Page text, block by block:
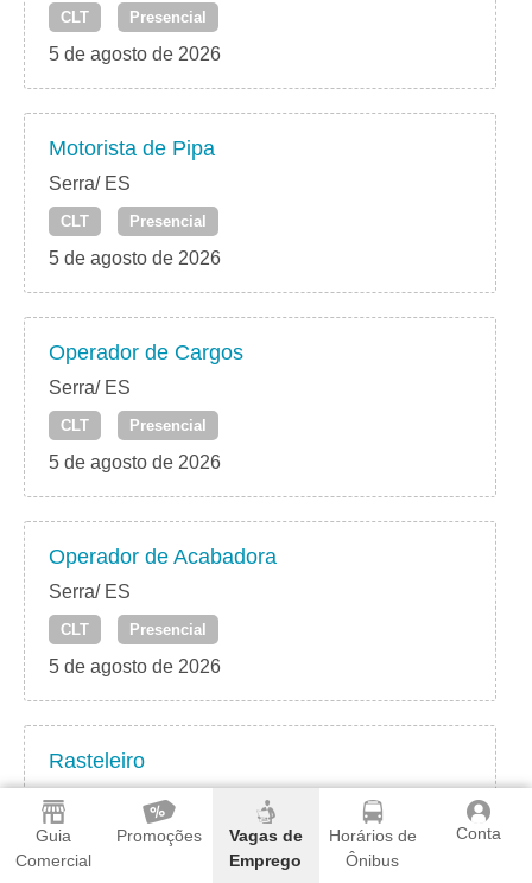
Guia
Comercial
Promoções
Vagas de
Emprego
Horários de
Ônibus
Conta
CLT Presencial
5 de agosto de 2026
Motorista de Pipa
Serra/ ES
CLT Presencial
5 de agosto de 2026
Operador de Cargos
Serra/ ES
CLT Presencial
5 de agosto de 2026
Operador de Acabadora
Serra/ ES
CLT Presencial
5 de agosto de 2026
Rasteleiro
Serra/ ES
CLT Presencial
5 de agosto de 2026